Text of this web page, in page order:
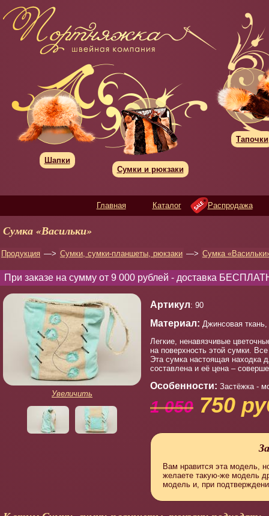
Шапки
Сумки и рюкзаки
Тапочки
Главная Каталог Распродажа
Сумка «Васильки»
Продукция —> Сумки, сумки-планшеты, рюкзаки —> Сумка
При заказе на сумму от 9 000 рублей - доставка
Увеличить
Артикул: 90
Материал: Джинсовая
Легкие, ненавязчивые
на поверхность этой сумки.
Эта сумка настоящая находка
составлена и её цена –
Особенности: Застёжка -
1 050 750
Вам нравится эта модель,
желаете такую-же модель
модель и, при